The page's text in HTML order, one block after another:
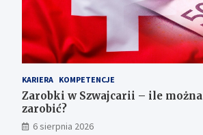
KARIERA KOMPETENCJE
Zarobki w Szwajcarii – ile można
zarobić?
6 sierpnia 2026